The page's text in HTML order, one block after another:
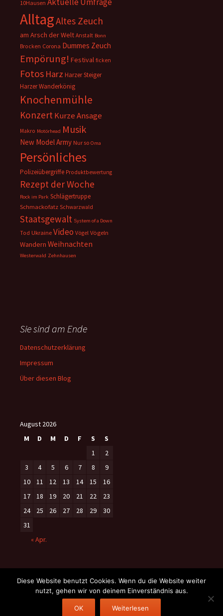
10Hausen
AlltagAltes Zeuch
am Arsch der Welt Anstalt Bonn
Brocken Corona Dummes Zeuch
Empörung! Festival ficken
Fotos Harz Harzer Steiger
Harzer Wanderkönig
Knochenmühle
KonzertKurze Ansage
Makro Motörhead Musik
New Model Army Nur so Oma
Persönliches
Polizeiübergriffe Produktbewertung
Rezept der Woche
Rock im Park Schlägertruppe
Schmackofatz Schwarzwald
Staatsgewalt System of a Down
Tod Ukraine Video Vögel Vögeln
Wandern Weihnachten
Westerwald Zehnhausen
Sie sind am Ende
Datenschutzerklärung
Impressum
Über diesen Blog
August 2026
M
D M D F S
S
1
2
3
4 5 6 7 8
9
10
11 12 13 14 15
16
17
18 19 20 21 22
23
24
25 26 27 28 29
30
31
« Apr.
Datenschutzerklärung Stolz präsentiert von WordPress
Diese Website benutzt Cookies. Wenn du die Website weiter
nutzt, gehen wir von deinem Einverständnis aus.
OK Weiterlesen